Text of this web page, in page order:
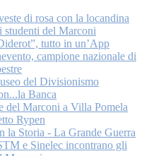
di rosa con la locandina
studenti del Marconi
tutto in un’App
campione nazionale di
del Divisionismo
Banca
del Marconi a Villa Pomela
Rypen
la Storia - La Grande Guerra
e Sinelec incontrano gli